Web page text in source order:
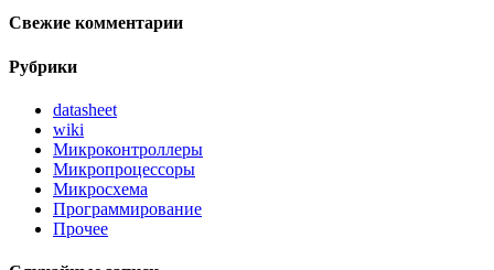
Свежие комментарии
Рубрики
datasheet
wiki
Микроконтроллеры
Микропроцессоры
Микросхема
Программирование
Прочее